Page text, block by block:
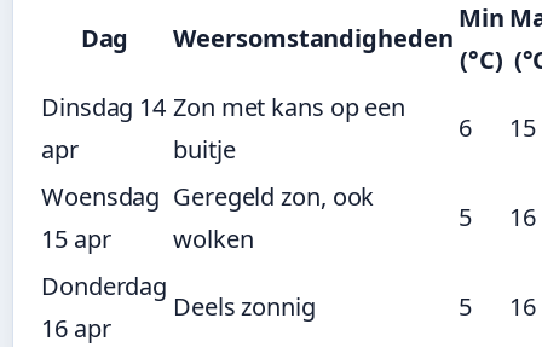
Dag Weersomstandigheden
Min
(°C)
Dinsdag 14
apr
Zon met kans op een
buitje
6 15
Woensdag
15 apr
Geregeld zon, ook
wolken
5 16
Donderdag
16 apr
Deels zonnig 5 16